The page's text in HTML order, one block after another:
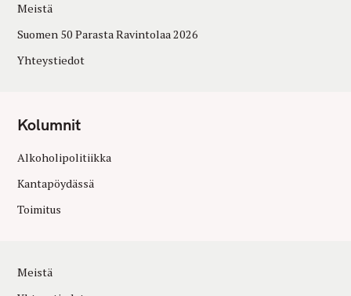
Meistä
Suomen 50 Parasta Ravintolaa 2026
Yhteystiedot
Kolumnit
Alkoholipolitiikka
Kantapöydässä
Toimitus
Meistä